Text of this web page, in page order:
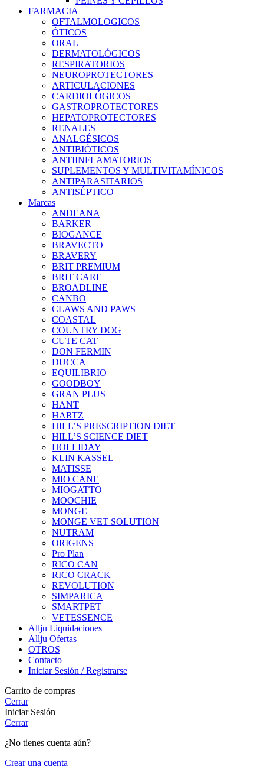
FARMACIA
OFTALMOLOGICOS
ÓTICOS
ORAL
DERMATOLÓGICOS
RESPIRATORIOS
NEUROPROTECTORES
ARTICULACIONES
CARDIOLÓGICOS
GASTROPROTECTORES
HEPATOPROTECTORES
RENALES
ANALGÉSICOS
ANTIBIÓTICOS
ANTIINFLAMATORIOS
SUPLEMENTOS Y MULTIVITAMÍNICOS
ANTIPARASITARIOS
ANTISÉPTICO
Marcas
ANDEANA
BARKER
BIOGANCE
BRAVECTO
BRAVERY
BRIT PREMIUM
BRIT CARE
BROADLINE
CANBO
CLAWS AND PAWS
COASTAL
COUNTRY DOG
CUTE CAT
DON FERMIN
DUCCA
EQUILIBRIO
GOODBOY
GRAN PLUS
HANT
HARTZ
HILL’S PRESCRIPTION DIET
HILL’S SCIENCE DIET
HOLLIDAY
KLIN KASSEL
MATISSE
MIO CANE
MIOGATTO
MOOCHIE
MONGE
MONGE VET SOLUTION
NUTRAM
ORIGENS
Pro Plan
RICO CAN
RICO CRACK
REVOLUTION
SIMPARICA
SMARTPET
VETESSENCE
Allju Liquidaciones
Allju Ofertas
OTROS
Contacto
Iniciar Sesión / Registrarse
Carrito de compras
Cerrar
Iniciar Sesión
Cerrar
¿No tienes cuenta aún?
Crear una cuenta